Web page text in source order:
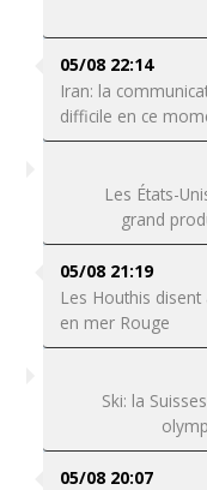
05/08 22:14
Iran: la
difficile en ce
Les États-
grand
05/08 21:19
Les Houthis
en mer Rouge
Ski: la
05/08 20:07